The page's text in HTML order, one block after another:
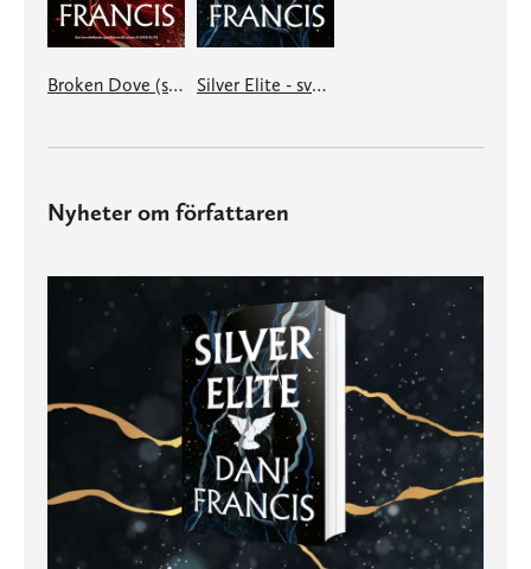
Broken Dove (svensk utgåva) Silver Elite - svensk utgåva
Nyheter om författaren